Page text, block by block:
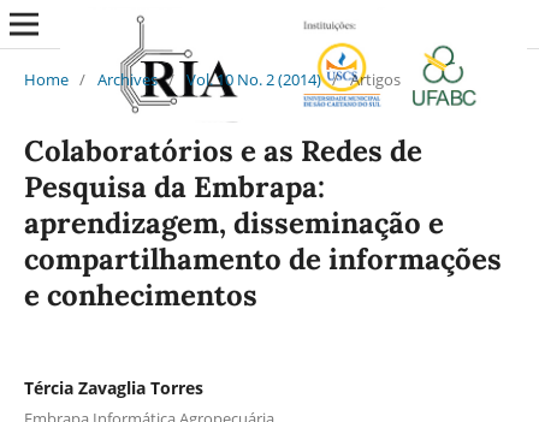
Home / Archives / Vol. 10 No. 2 (2014) / Artigos
Colaboratórios e as Redes de
Pesquisa da Embrapa:
aprendizagem, disseminação e
compartilhamento de informações
e conhecimentos
Tércia Zavaglia Torres